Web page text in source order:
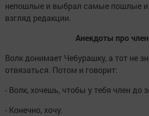
непошлые и выбрал самые пошлые
взгляд редакции.
Анекдоты про член
Волк донимает Чебурашку, а тот не
отвязаться. Потом и говорит:
- Волк, хочешь, чтобы у тебя член до
- Конечно, хочу.